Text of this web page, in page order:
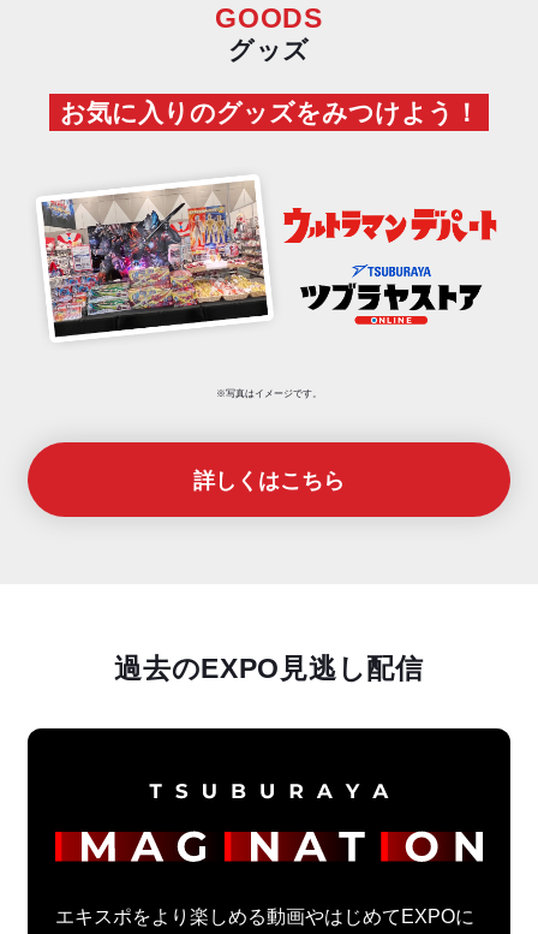
GOODS
グッズ
お気に入りのグッズをみつけよう！
※写真はイメージです。
詳しくはこちら
過去のEXPO見逃し配信
エキスポをより楽しめる動画やはじめてEXPOに